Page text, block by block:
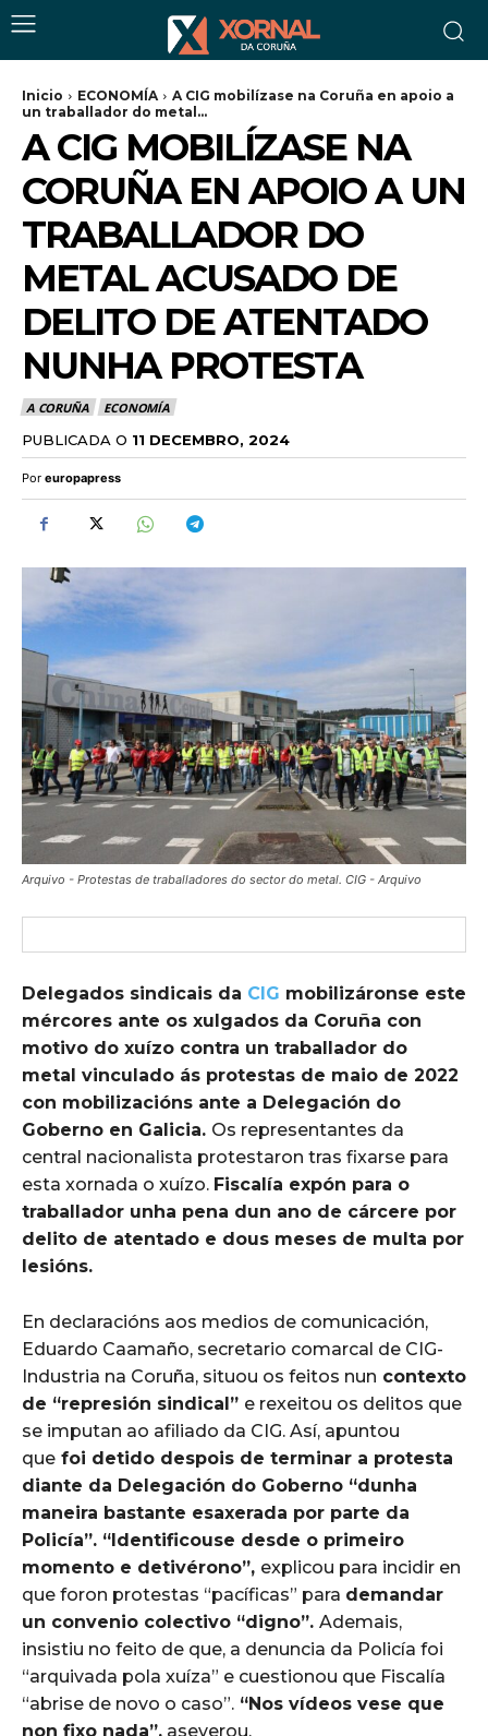
Inicio ECONOMÍA
A CIG mobilízase na Coruña en apoio a
un traballador do metal...
A CIG MOBILÍZASE NA
CORUÑA EN APOIO A UN
TRABALLADOR DO
METAL ACUSADO DE
DELITO DE ATENTADO
NUNHA PROTESTA
A CORUÑA ECONOMÍA
PUBLICADA O 11 DECEMBRO, 2024
Por europapress
Arquivo - Protestas de traballadores do sector do metal. CIG - Arquivo
Delegados sindicais da CIG mobilizáronse este
mércores ante os xulgados da Coruña con
motivo do xuízo contra un traballador do
metal vinculado ás protestas de maio de 2022
con mobilizacións ante a Delegación do
Goberno en Galicia. Os representantes da
central nacionalista protestaron tras fixarse para
esta xornada o xuízo. Fiscalía expón para o
traballador unha pena dun ano de cárcere por
delito de atentado e dous meses de multa por
lesións.
En declaracións aos medios de comunicación,
Eduardo Caamaño, secretario comarcal de CIG-
Industria na Coruña, situou os feitos nun contexto
de “represión sindical” e rexeitou os delitos que
se imputan ao afiliado da CIG. Así, apuntou
que foi detido despois de terminar a protesta
diante da Delegación do Goberno “dunha
maneira bastante esaxerada por parte da
Policía”. “Identificouse desde o primeiro
momento e detivérono”, explicou para incidir en
que foron protestas “pacíficas” para demandar
un convenio colectivo “digno”. Ademais,
insistiu no feito de que, a denuncia da Policía foi
“arquivada pola xuíza” e cuestionou que Fiscalía
“abrise de novo o caso”. “Nos vídeos vese que
non fixo nada”, aseverou.